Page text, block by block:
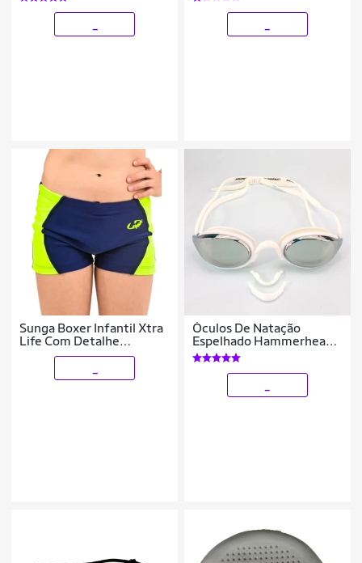
Sunga Boxer Infantil Xtra
Life Com Detalhe
Hammerhead
Óculos De Natação
Espelhado Hammerhead
Aquatech Mirror